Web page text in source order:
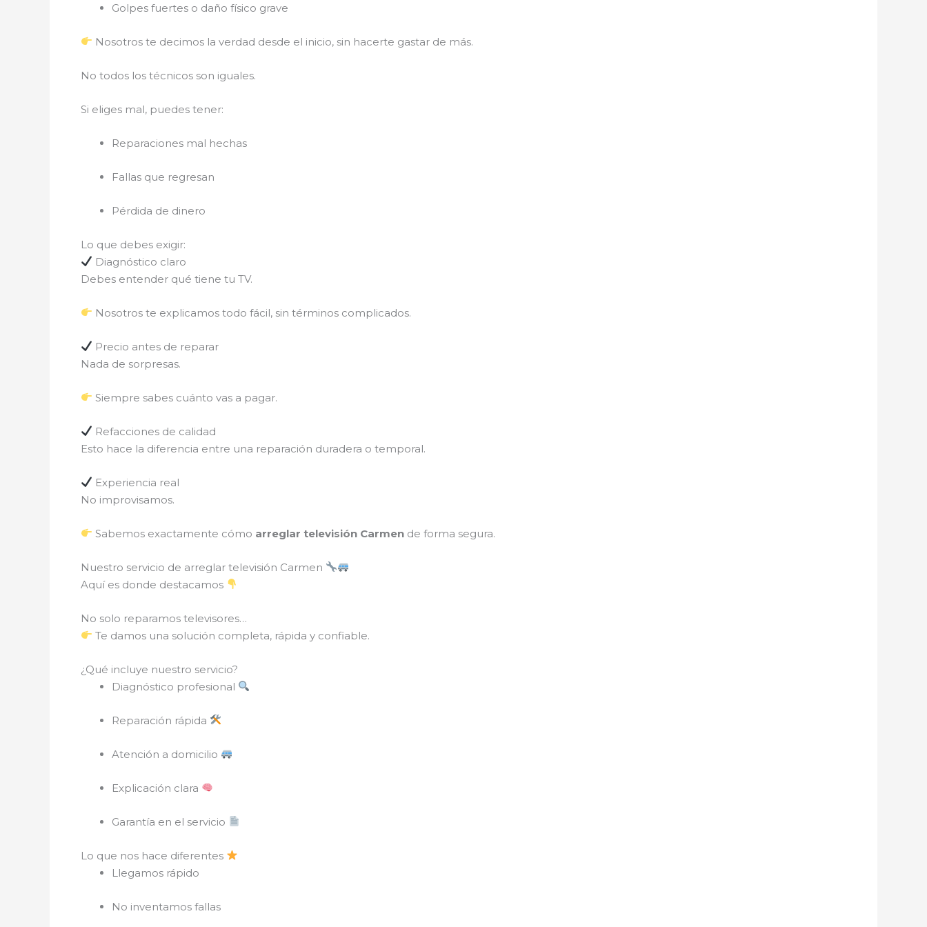
Golpes fuertes o daño físico grave
Nosotros te decimos la verdad desde el inicio, sin hacerte gastar de más.
No todos los técnicos son iguales.
Si eliges mal, puedes tener:
Reparaciones mal hechas
Fallas que regresan
Pérdida de dinero
Lo que debes exigir:
Diagnóstico claro
Debes entender qué tiene tu TV.
Nosotros te explicamos todo fácil, sin términos complicados.
Precio antes de reparar
Nada de sorpresas.
Siempre sabes cuánto vas a pagar.
Refacciones de calidad
Esto hace la diferencia entre una reparación duradera o temporal.
Experiencia real
No improvisamos.
Sabemos exactamente cómo arreglar televisión Carmen de forma segura.
Nuestro servicio de arreglar televisión Carmen
Aquí es donde destacamos
No solo reparamos televisores…
Te damos una solución completa, rápida y confiable.
¿Qué incluye nuestro servicio?
Diagnóstico profesional
Reparación rápida
Atención a domicilio
Explicación clara
Garantía en el servicio
Lo que nos hace diferentes
Llegamos rápido
No inventamos fallas